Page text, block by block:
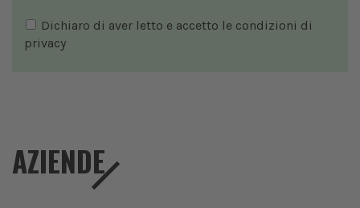
Dichiaro di aver letto e accetto le condizioni di
privacy
AZIENDE